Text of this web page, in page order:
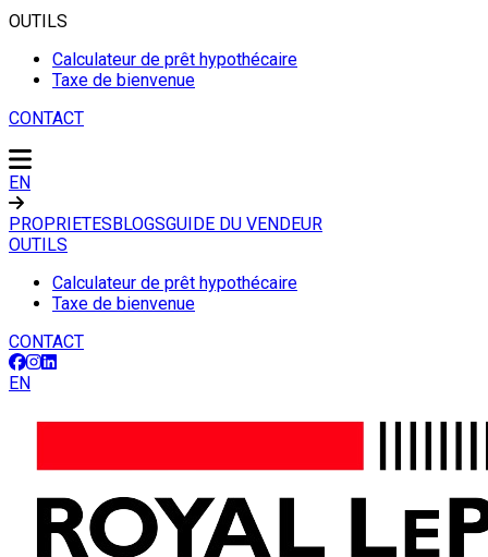
OUTILS
Calculateur de prêt hypothécaire
Taxe de bienvenue
CONTACT
EN
PROPRIETESBLOGSGUIDE DU VENDEUR
OUTILS
Calculateur de prêt hypothécaire
Taxe de bienvenue
CONTACT
EN